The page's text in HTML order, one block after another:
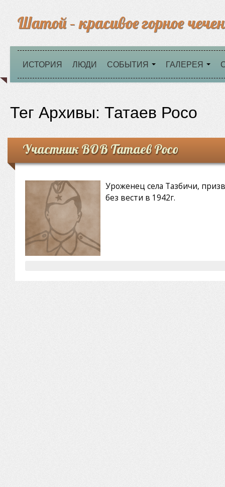
Шатой – красивое горное
ИСТОРИЯ ЛЮДИ СОБЫТИЯ ГАЛЕРЕЯ
Тег Архивы: Татаев Росо
Участник ВОВ Татаев Росо
Уроженец села Тазбичи,
без вести в 1942г.